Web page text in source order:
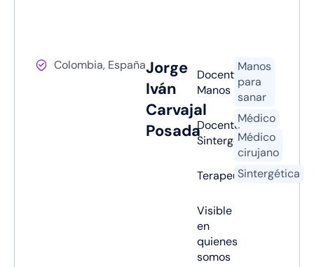
Colombia, EspañaJorge
Iván
Carvajal
Posada
Docente
Manos
Docente
Sintergética
Terapeuta
Visible
en
quienes
somos
Manos
para
sanar
Médico
Médico
cirujano
Sintergética